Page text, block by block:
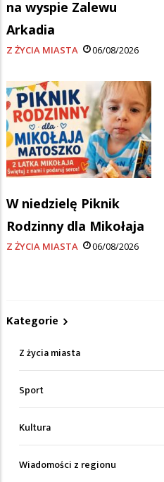
na wyspie Zalewu
Arkadia
Z ŻYCIA MIASTA 06/08/2026
W niedzielę Piknik
Rodzinny dla Mikołaja
Z ŻYCIA MIASTA 06/08/2026
Kategorie
Z życia miasta
Sport
Kultura
Wiadomości z regionu